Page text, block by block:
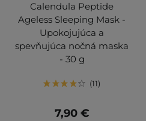
Calendula Peptide
Ageless Sleeping Mask -
Upokojujúca a
spevňujúca nočná maska
- 30 g
11
7,90 €